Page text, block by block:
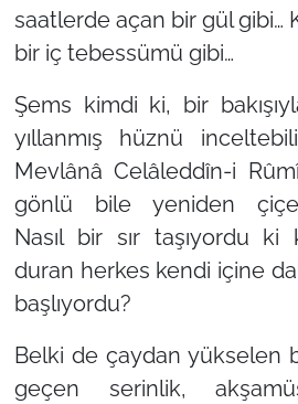
saatlerde açan bir gül gibi…
bir iç tebessümü gibi…
Şems kimdi ki, bir
yıllanmış hüznü
Mevlânâ Celâleddîn-i
gönlü bile yeniden
Nasıl bir sır taşıyordu ki
duran herkes kendi içine
başlıyordu?
Belki de çaydan yükselen
geçen serinlik,